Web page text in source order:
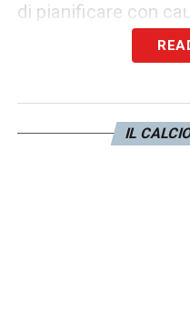
di pianificare con
impongono alla
LA PLAYLISTIL